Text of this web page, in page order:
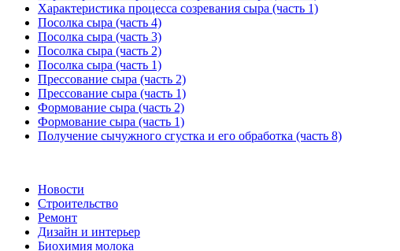
Характеристика процесса созревания сыра (часть 1)
Посолка сыра (часть 4)
Посолка сыра (часть 3)
Посолка сыра (часть 2)
Посолка сыра (часть 1)
Прессование сыра (часть 2)
Прессование сыра (часть 1)
Формование сыра (часть 2)
Формование сыра (часть 1)
Получение сычужного сгустка и его обработка (часть 8)
Новости
Строительство
Ремонт
Дизайн и интерьер
Биохимия молока